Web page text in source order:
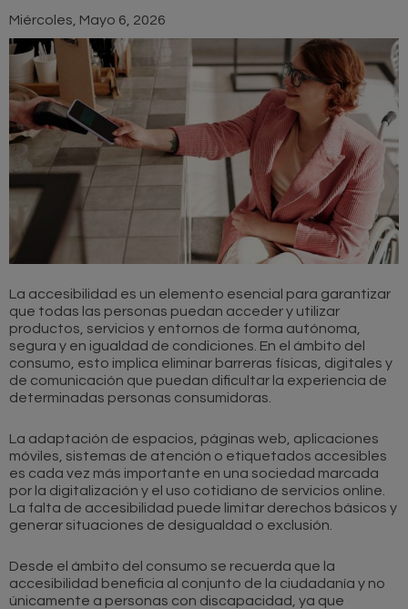
Miércoles, Mayo 6, 2026
La accesibilidad es un elemento esencial para garantizar
que todas las personas puedan acceder y utilizar
productos, servicios y entornos de forma autónoma,
segura y en igualdad de condiciones. En el ámbito del
consumo, esto implica eliminar barreras físicas, digitales y
de comunicación que puedan dificultar la experiencia de
determinadas personas consumidoras.
La adaptación de espacios, páginas web, aplicaciones
móviles, sistemas de atención o etiquetados accesibles
es cada vez más importante en una sociedad marcada
por la digitalización y el uso cotidiano de servicios online.
La falta de accesibilidad puede limitar derechos básicos y
generar situaciones de desigualdad o exclusión.
Desde el ámbito del consumo se recuerda que la
accesibilidad beneficia al conjunto de la ciudadanía y no
únicamente a personas con discapacidad, ya que